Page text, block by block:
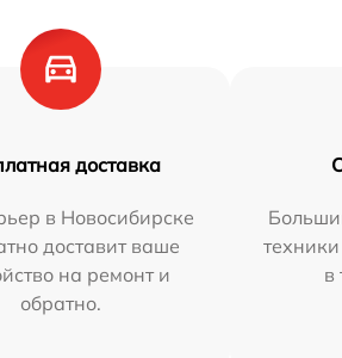
доставка
в Новосибирске
доставит ваше
на ремонт и
обратно.
в